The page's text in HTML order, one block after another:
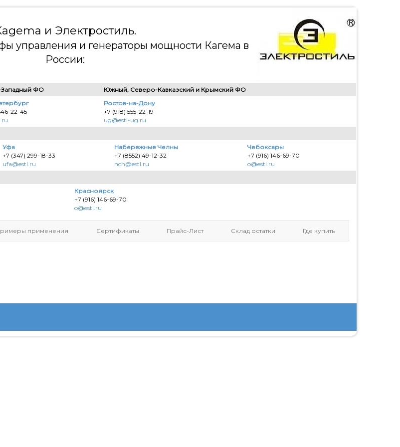
и Электростиль.
управления и генераторы мощности Кагема в
России:
ФО
Южный, Северо-Кавказский и Крымский ФО
22-45
Ростов-на-Дону
+7 (918) 555-22-19
ug@estl-ug.ru
Уфа
+7 (347) 299-18-33
ufa@estl.ru
Набережные Челны
+7 (8552) 49-12-32
nch@estl.ru
Чебоксары
+7 (916) 146-69-70
o@estl.ru
Красноярск
+7 (916) 146-69-70
o@estl.ru
применения Сертификаты Прайс-Лист Склад остатки Где купить